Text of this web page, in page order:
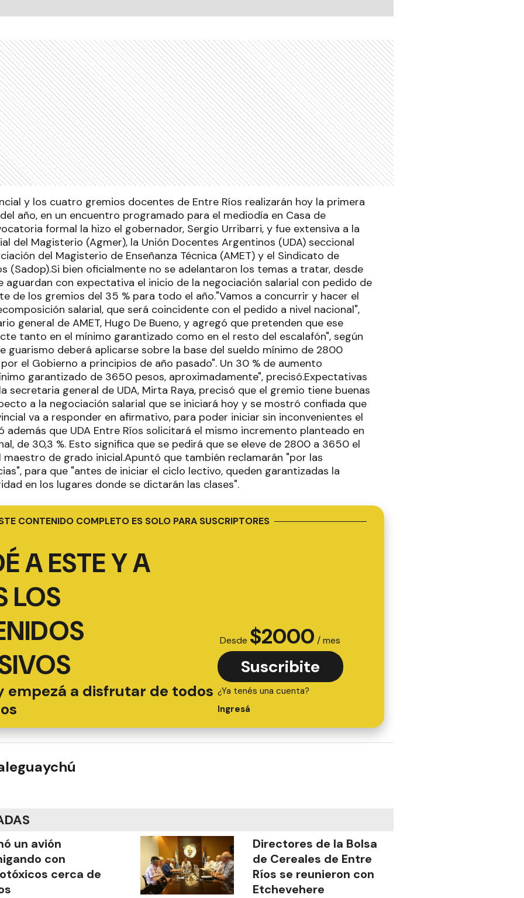
y los cuatro gremios docentes de Entre Ríos realizarán hoy la primera
año, en un encuentro programado para el mediodía en Casa de
formal la hizo el gobernador, Sergio Urribarri, y fue extensiva a la
del Magisterio (Agmer), la Unión Docentes Argentinos (UDA) seccional
del Magisterio de Enseñanza Técnica (AMET) y el Sindicato de
(Sadop).Si bien oficialmente no se adelantaron los temas a tratar, desde
con expectativa el inicio de la negociación salarial con pedido de
de los gremios del 35 % para todo el año."Vamos a concurrir y hacer el
salarial, que será coincidente con el pedido a nivel nacional",
general de AMET, Hugo De Bueno, y agregó que pretenden que ese
tanto en el mínimo garantizado como en el resto del escalafón", según
guarismo deberá aplicarse sobre la base del sueldo mínimo de 2800
el Gobierno a principios de año pasado". Un 30 % de aumento
garantizado de 3650 pesos, aproximadamente", precisó.Expectativas
secretaria general de UDA, Mirta Raya, precisó que el gremio tiene buenas
a la negociación salarial que se iniciará hoy y se mostró confiada que
va a responder en afirmativo, para poder iniciar sin inconvenientes el
además que UDA Entre Ríos solicitará el mismo incremento planteado en
de 30,3 %. Esto significa que se pedirá que se eleve de 2800 a 3650 el
maestro de grado inicial.Apuntó que también reclamarán "por las
para que "antes de iniciar el ciclo lectivo, queden garantizadas la
en los lugares donde se dictarán las clases".
CONTENIDO COMPLETO ES SOLO PARA SUSCRIPTORES
A ESTE Y A
LOS
empezá a disfrutar de todos
Desde $2000 / mes
Suscribite
¿Ya tenés una cuenta?
Ingresá
un avión
con
cerca de
Directores de la Bolsa
de Cereales de Entre
Ríos se reunieron con
Etchevehere